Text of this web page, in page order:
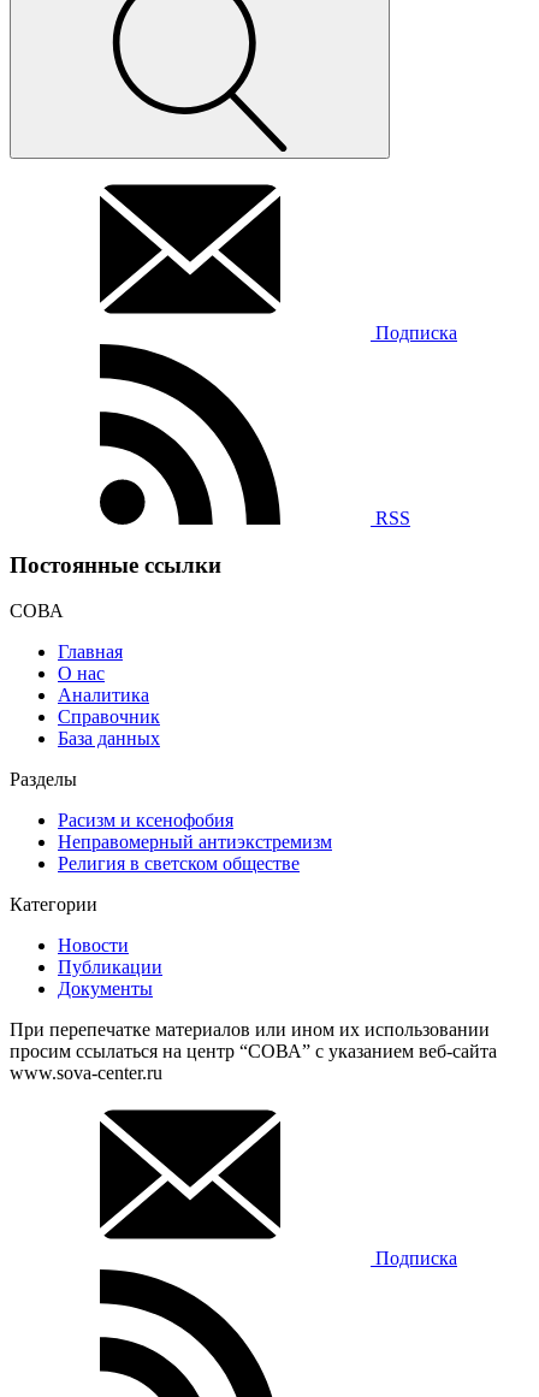
Подписка
RSS
Постоянные ссылки
СОВА
Главная
О нас
Аналитика
Справочник
База данных
Разделы
Расизм и ксенофобия
Неправомерный антиэкстремизм
Религия в светском обществе
Категории
Новости
Публикации
Документы
При перепечатке материалов или ином их использовании
просим ссылаться на центр “СОВА” с указанием веб-сайта
www.sova-center.ru
Подписка